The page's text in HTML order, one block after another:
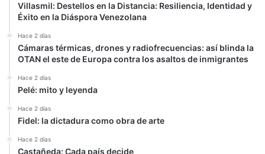
Villasmil: Destellos en la Distancia: Resiliencia, Identidad y
Éxito en la Diáspora Venezolana
Hace 2 días
Cámaras térmicas, drones y radiofrecuencias: así blinda la
OTAN el este de Europa contra los asaltos de inmigrantes
Hace 2 días
Pelé: mito y leyenda
Hace 2 días
Fidel: la dictadura como obra de arte
Hace 2 días
Castañeda: Cada país decide